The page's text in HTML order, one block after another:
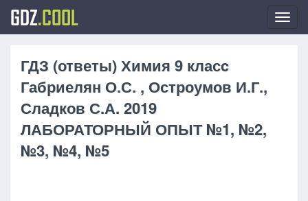
GDZ.COOL
ГДЗ (ответы) Химия 9 класc
Габриелян О.С. , Остроумов И.Г.,
Сладков С.А. 2019
ЛАБОРАТОРНЫЙ ОПЫТ №1, №2,
№3, №4, №5